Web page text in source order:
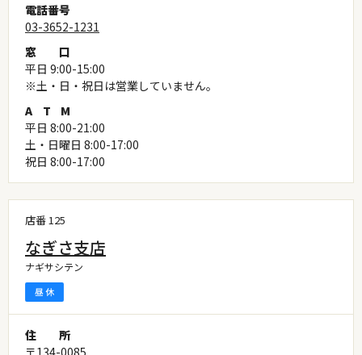
電話番号
03-3652-1231
窓
口
平日 9:00-15:00
※土・日・祝日は営業していません。
A
T
M
平日 8:00-21:00
土・日曜日 8:00-17:00
祝日 8:00-17:00
店番 125
なぎさ支店
ナギサシテン
住
所
〒134-0085